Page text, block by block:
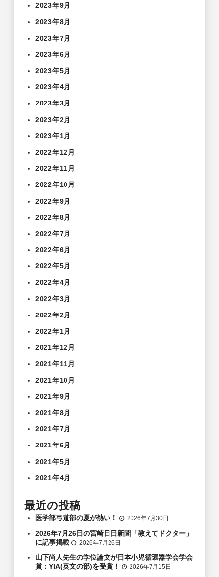
2023年9月
2023年8月
2023年7月
2023年6月
2023年5月
2023年4月
2023年3月
2023年2月
2023年1月
2022年12月
2022年11月
2022年10月
2022年9月
2022年8月
2022年7月
2022年6月
2022年5月
2022年4月
2022年3月
2022年2月
2022年1月
2021年12月
2021年11月
2021年10月
2021年9月
2021年8月
2021年7月
2021年6月
2021年5月
2021年4月
最近の投稿
医学部弓道部の夏が熱い！ 2026年7月30日
2026年7月26日の宮崎日日新聞「教えてドクター」
に記事掲載
2026年7月26日
山下尚人先生の学位論文が日本小児循環器学会学会
賞：YIA(英文の部)を受賞！
2026年7月15日